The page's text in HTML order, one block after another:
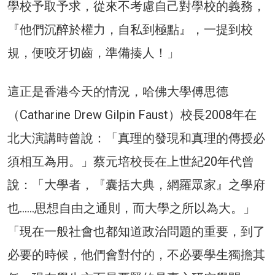
學校予取予求，從來不考慮自己對學校的義務，
『他們沉醉於權力，自私到極點』，一提到校
規，便咬牙切齒，準備揍人！」
這正是香港今天的情況，哈佛大學傅思德
（Catharine Drew Gilpin Faust）校長2008年在
北大演講時曾說：「真理的發現和真理的傳授必
須相互為用。」蔡元培校長在上世紀20年代曾
說：「大學者，『囊括大典，網羅眾家』之學府
也……思想自由之通則，而大學之所以為大。」
「現在一般社會也都知道政治問題的重要，到了
必要的時候，他們會對付的，不必要學生獨擔其